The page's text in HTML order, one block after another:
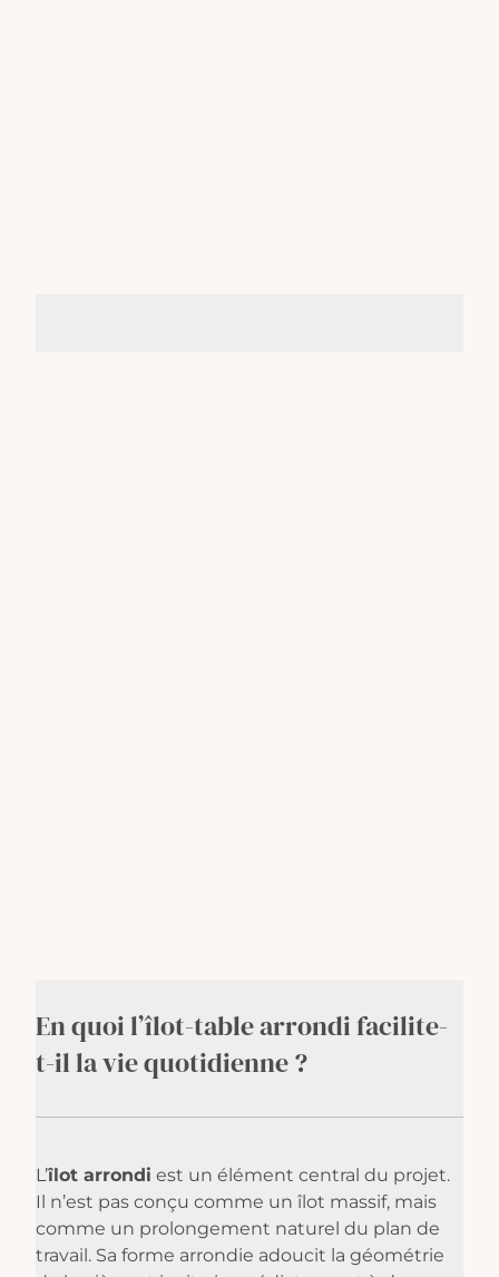
En quoi l’îlot-table arrondifacilite-
t-il la vie quotidienne ?
L’îlot arrondi est un élément central du projet.
Il n’est pas conçu comme un îlot massif, mais
comme un prolongement naturel du plan de
travail. Sa forme arrondie adoucit la géométrie